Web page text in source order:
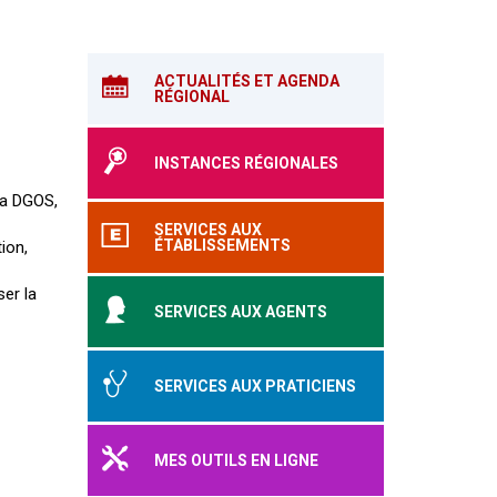
ACTUALITÉS ET AGENDA
RÉGIONAL
INSTANCES RÉGIONALES
SERVICES AUX
ÉTABLISSEMENTS
SERVICES AUX AGENTS
SERVICES AUX PRATICIENS
MES OUTILS EN LIGNE
DGOS,
la